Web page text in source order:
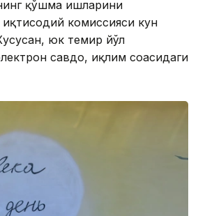
қўшма ишларини
комиссияси кун
юк темир йўл
савдо, иқлим соҳасидаги